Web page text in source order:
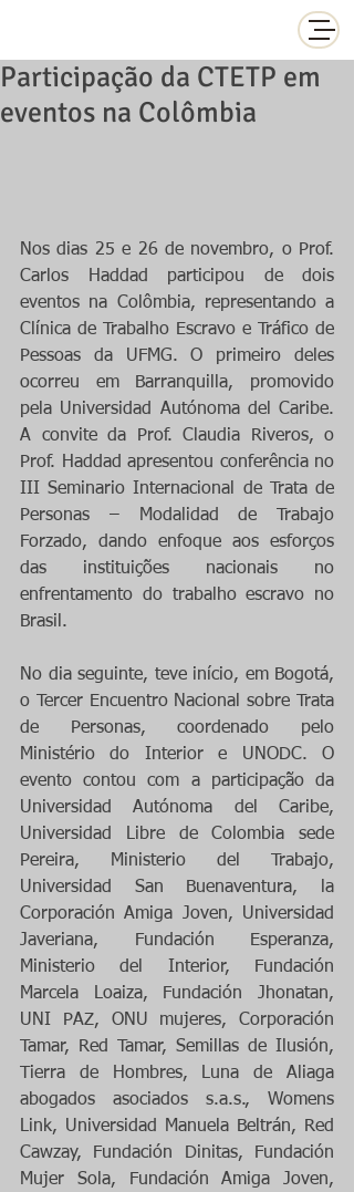
Participação da CTETP em
eventos na Colômbia
Nos dias 25 e 26 de novembro, o Prof.
Carlos Haddad participou de dois
eventos na Colômbia, representando a
Clínica de Trabalho Escravo e Tráfico de
Pessoas da UFMG. O primeiro deles
ocorreu em Barranquilla, promovido
pela Universidad Autónoma del Caribe.
A convite da Prof. Claudia Riveros, o
Prof. Haddad apresentou conferência no
III Seminario Internacional de Trata de
Personas – Modalidad de Trabajo
Forzado, dando enfoque aos esforços
das instituições nacionais no
enfrentamento do trabalho escravo no
Brasil.
No dia seguinte, teve início, em Bogotá,
o Tercer Encuentro Nacional sobre Trata
de Personas, coordenado pelo
Ministério do Interior e UNODC. O
evento contou com a participação da
Universidad Autónoma del Caribe,
Universidad Libre de Colombia sede
Pereira, Ministerio del Trabajo,
Universidad San Buenaventura, la
Corporación Amiga Joven, Universidad
Javeriana, Fundación Esperanza,
Ministerio del Interior, Fundación
Marcela Loaiza, Fundación Jhonatan,
UNI PAZ, ONU mujeres, Corporación
Tamar, Red Tamar, Semillas de Ilusión,
Tierra de Hombres, Luna de Aliaga
abogados asociados s.a.s., Womens
Link, Universidad Manuela Beltrán, Red
Cawzay, Fundación Dinitas, Fundación
Mujer Sola, Fundación Amiga Joven,